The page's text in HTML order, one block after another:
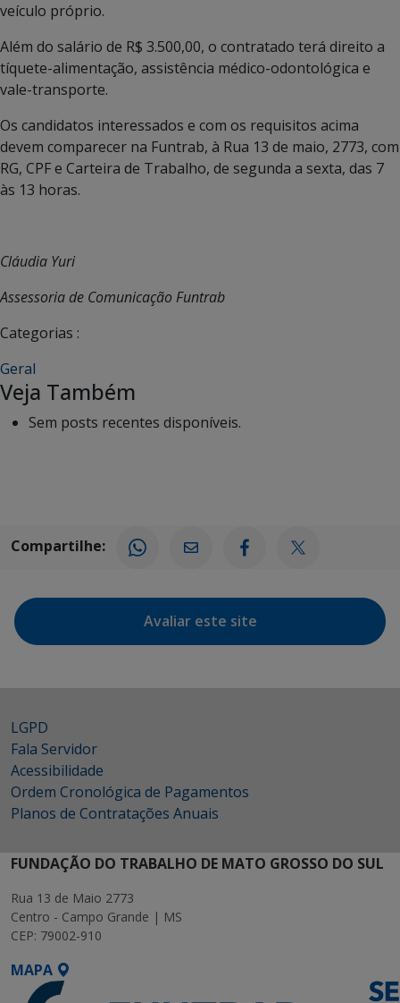
veículo próprio.
Além do salário de R$ 3.500,00, o contratado terá direito a
tíquete-alimentação, assistência médico-odontológica e
vale-transporte.
Os candidatos interessados e com os requisitos acima
devem comparecer na Funtrab, à Rua 13 de maio, 2773, com
RG, CPF e Carteira de Trabalho, de segunda a sexta, das 7
às 13 horas.
Cláudia Yuri
Assessoria de Comunicação Funtrab
Categorias :
Geral
Veja Também
Sem posts recentes disponíveis.
Compartilhe:
Avaliar este site
LGPD
Fala Servidor
Acessibilidade
Ordem Cronológica de Pagamentos
Planos de Contratações Anuais
FUNDAÇÃO DO TRABALHO DE MATO GROSSO DO SUL
Rua 13 de Maio 2773
Centro - Campo Grande | MS
CEP: 79002-910
MAPA